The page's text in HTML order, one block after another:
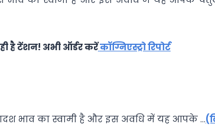
है टेंशन! अभी ऑर्डर करेंकॉग्निएस्ट्रो रिपोर्ट
भाव का स्वामी है और इस अवधि में यह आपके …